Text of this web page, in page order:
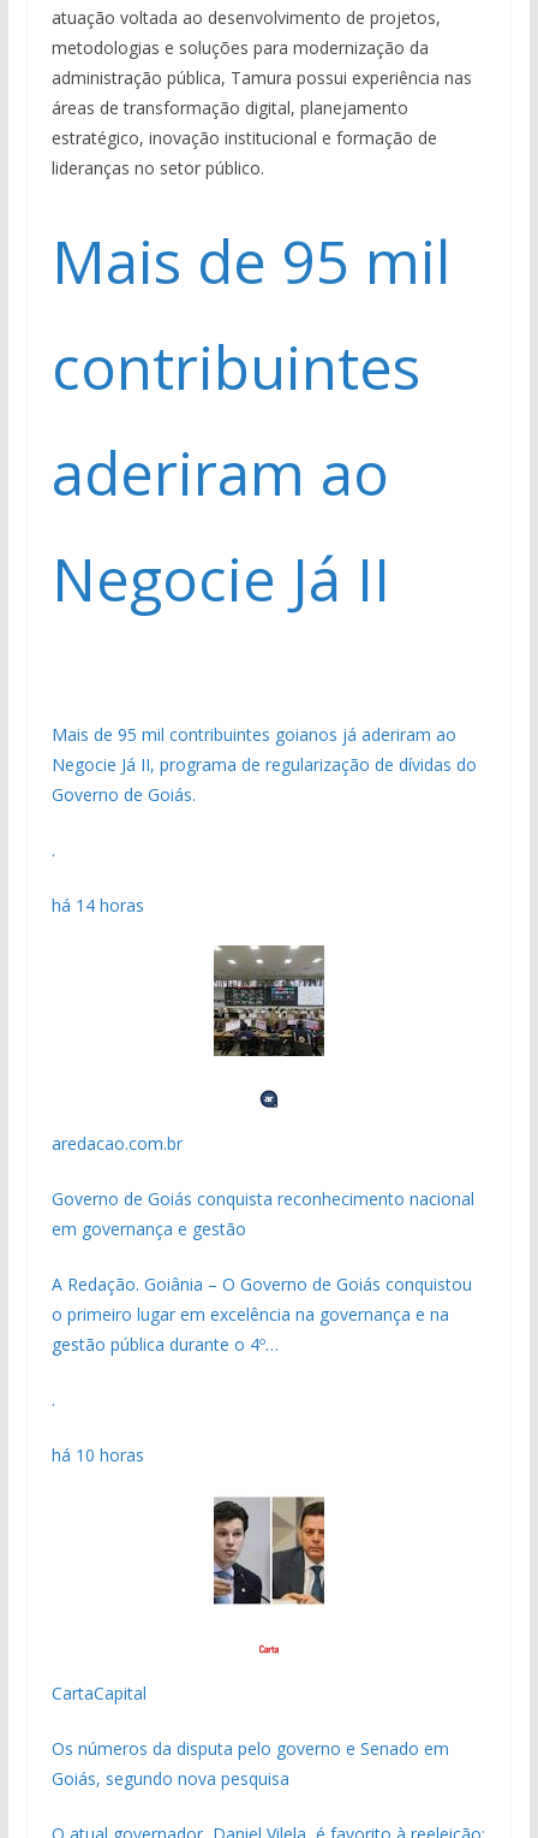
atuação voltada ao desenvolvimento de projetos,
metodologias e soluções para modernização da
administração pública, Tamura possui experiência nas
áreas de transformação digital, planejamento
estratégico, inovação institucional e formação de
lideranças no setor público.
Mais de 95 mil
contribuintes
aderiram ao
Negocie Já II
Mais de 95 mil contribuintes goianos já aderiram ao
Negocie Já II, programa de regularização de dívidas do
Governo de Goiás.
.
há 14 horas
aredacao.com.br
Governo de Goiás conquista reconhecimento nacional
em governança e gestão
A Redação. Goiânia – O Governo de Goiás conquistou
o primeiro lugar em excelência na governança e na
gestão pública durante o 4º…
.
há 10 horas
CartaCapital
Os números da disputa pelo governo e Senado em
Goiás, segundo nova pesquisa